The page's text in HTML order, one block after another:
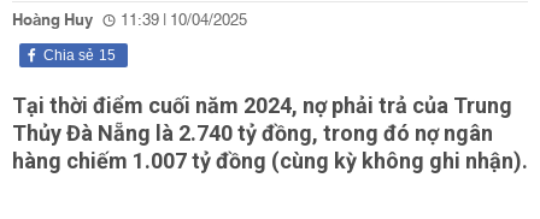
Hoàng Huy 11:39 | 10/04/2025
15
Chia sẻ
Tại thời điểm cuối năm 2024, nợ phải trả của Trung
Thủy Đà Nẵng là 2.740 tỷ đồng, trong đó nợ ngân
hàng chiếm 1.007 tỷ đồng (cùng kỳ không ghi nhận).